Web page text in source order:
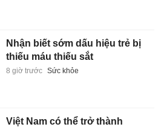
Nhận biết sớm dấu hiệu trẻ bị
thiếu máu thiếu sắt
8 giờ trước Sức khỏe
Việt Nam có thể trở thành